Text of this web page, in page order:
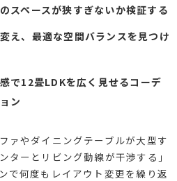
スペースが狭すぎないか検証する
え、最適な空間バランスを見つけ
で12畳LDKを広く見せるコーデ
ン
ァやダイニングテーブルが大型す
ターとリビング動線が干渉する」
で何度もレイアウト変更を繰り返